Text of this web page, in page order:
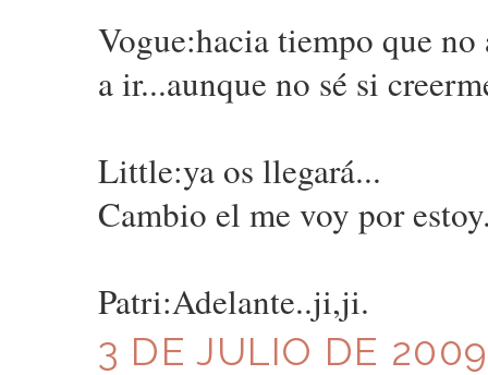
Vogue:hacia tiempo que
a ir...aunque no sé si
Little:ya os llegará...
Cambio el me voy por
Patri:Adelante..ji,ji.
3 DE JULIO DE